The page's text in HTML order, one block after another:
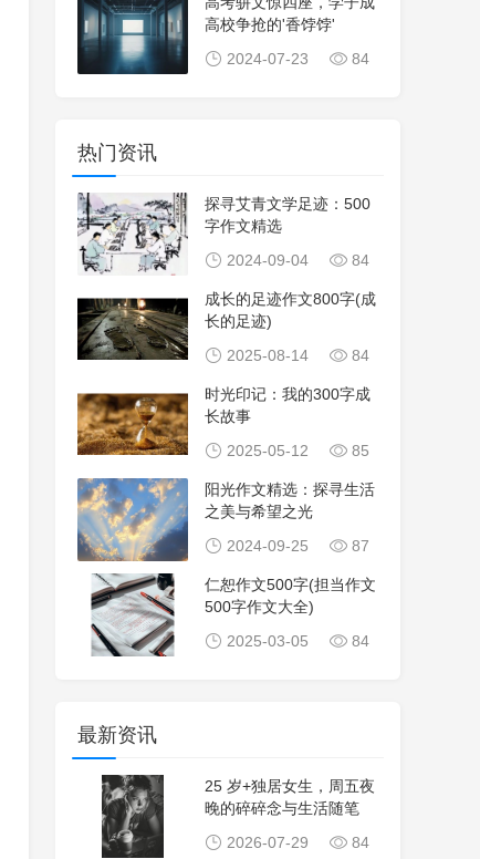
高校争抢的'香饽饽'
2024-07-23
84
热门资讯
探寻艾青文学足迹：500
字作文精选
2024-09-04
84
成长的足迹作文800字(成
长的足迹)
2025-08-14
84
时光印记：我的300字成
长故事
2025-05-12
85
阳光作文精选：探寻生活
之美与希望之光
2024-09-25
87
仁恕作文500字(担当作文
500字作文大全)
2025-03-05
84
最新资讯
25 岁+独居女生，周五夜
晚的碎碎念与生活随笔
2026-07-29
84